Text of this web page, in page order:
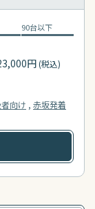
90台以下
円(税込)
向け 赤坂発着